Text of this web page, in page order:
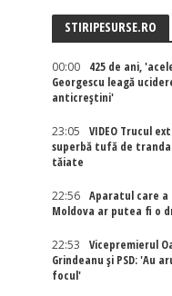
STIRIPESURSE.RO
00:00
425 de ani,
Georgescu leagă
anticreștini'
23:05
VIDEO Trucul
superbă tufă de
tăiate
22:56
Aparatul care a
Moldova ar putea fi o
22:53
Vicepremierul
Grindeanu și PSD: 'Au
focul'